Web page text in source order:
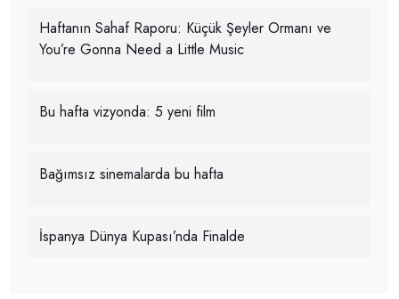
Haftanın Sahaf Raporu: Küçük Şeyler Ormanı ve
You’re Gonna Need a Little Music
Bu hafta vizyonda: 5 yeni film
Bağımsız sinemalarda bu hafta
İspanya Dünya Kupası’nda Finalde